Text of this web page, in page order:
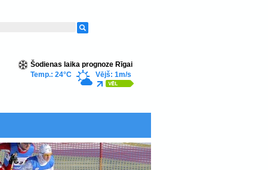
Šodienas laika prognoze Rīgai
Temp.: 24°C
Vējš: 1m/s